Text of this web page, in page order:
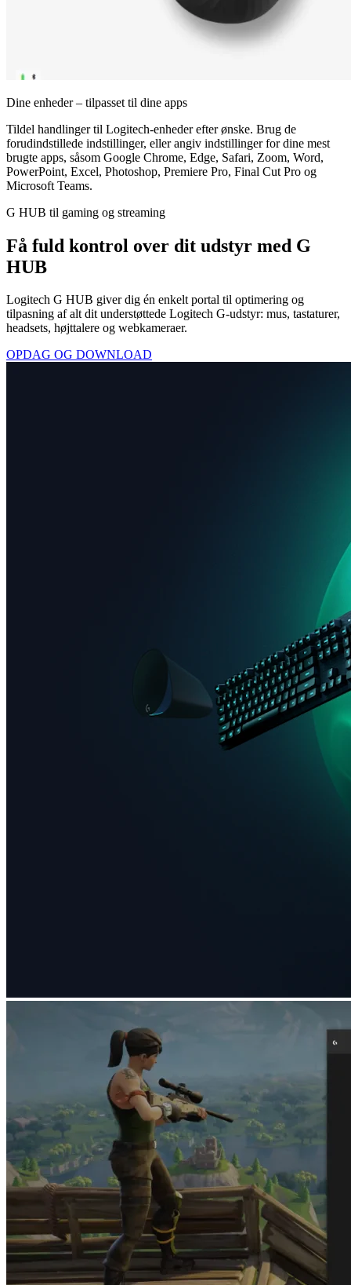
Dine enheder – tilpasset til dine apps
Tildel handlinger til Logitech-enheder efter ønske. Brug de
forudindstillede indstillinger, eller angiv indstillinger for dine mest
brugte apps, såsom Google Chrome, Edge, Safari, Zoom, Word,
PowerPoint, Excel, Photoshop, Premiere Pro, Final Cut Pro og
Microsoft Teams.
G HUB til gaming og streaming
Få fuld kontrol over dit udstyr med G
HUB
Logitech G HUB giver dig én enkelt portal til optimering og
tilpasning af alt dit understøttede Logitech G-udstyr: mus, tastaturer,
headsets, højttalere og webkameraer.
OPDAG OG DOWNLOAD